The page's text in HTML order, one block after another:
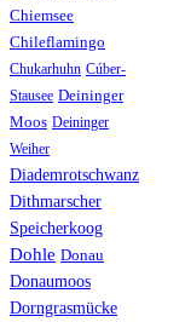
Chiemsee
Chileflamingo
Chukarhuhn Cúber-
Stausee Deininger
Moos Deininger
Weiher
Diademrotschwanz
Dithmarscher
Speicherkoog
Dohle Donau
Donaumoos
Dorngrasmücke